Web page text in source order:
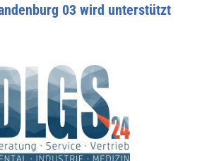
03 wird unterstützt